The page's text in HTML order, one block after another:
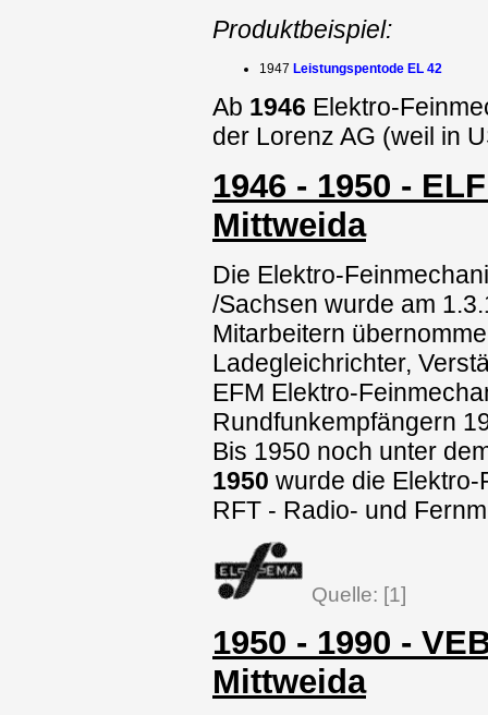
Produktbeispiel:
1947 Leistungspentode EL 42
Ab 1946 Elektro-
der Lorenz AG (weil in
1946 - 1950 -
Mittweida
Die Elektro-
/Sachsen wurde am
Mitarbeitern
Ladegleichrichter,
EFM Elektro-
Rundfunkempfängern
Bis 1950 noch unter
1950 wurde die Elektro-
RFT - Radio- und
Quelle: [1]
1950 - 1990 -
Mittweida